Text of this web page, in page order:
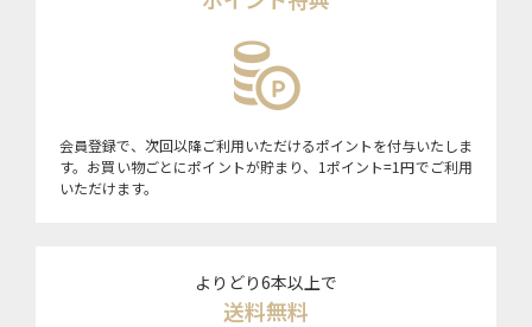
会員登録で、次回以降ご利用いただけるポイントを付与いたしま
す。お買い物ごとにポイントが貯まり、1ポイント=1円でご利用
いただけます。
よりどり6本以上で
送料無料